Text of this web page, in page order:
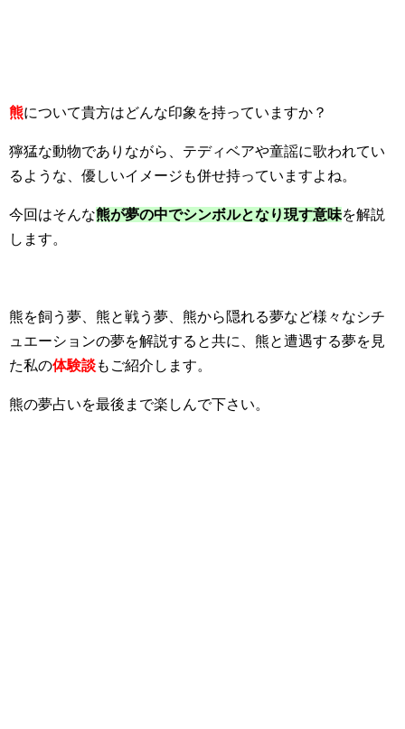
熊について貴方はどんな印象を持っていますか？
獰猛な動物でありながら、テディベアや童謡に歌われてい
るような、優しいイメージも併せ持っていますよね。
今回はそんな熊が夢の中でシンボルとなり現す意味を解説
します。
熊を飼う夢、熊と戦う夢、熊から隠れる夢など様々なシチ
ュエーションの夢を解説すると共に、熊と遭遇する夢を見
た私の体験談もご紹介します。
熊の夢占いを最後まで楽しんで下さい。